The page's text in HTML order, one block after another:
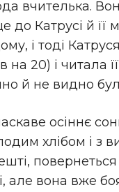
вчителька.
Катрусі й її
і тоді
на 20) і читала
й не видно
осіннє
хлібом і з
але вона вже